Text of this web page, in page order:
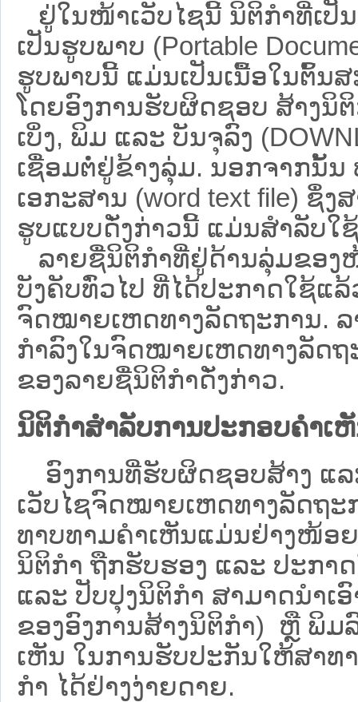
ຢູ່ໃນໜ້າ​ເວັບ​ໄຊ​ນີ້ ນິຕິກຳທີ່ເປັ
ເປັນຮູບພາບ (Portable
ຮູບພາບນີ້ ແມ່ນເປັນເນື້ອໃນຕົ້ນ
ໂດຍອົງການຮັບຜິດຊອບ ສ້າງນິ
ເບິ່ງ, ພິມ ແລະ ບັນຈຸລົງ
ເຊື່ອມຕໍ່ຢູ່ຂ້າງລຸ່ມ. ນອກຈາກນັ້ນ
ເອກະສານ (word text file) ຊຶ່
ຮູບແບບດັ່ງກ່າວນີ້ ແມ່ນສຳລັບໃ
ລາຍຊື່ນິຕິກຳທີ່ຢູ່ດ້ານລຸ່ມຂອງ
ບັງຄັບທົ່ວໄປ ທີ່ໄດ້ປະກາດໃຊ້ແ
ຈົດໝາຍເຫດທາງລັດຖະການ.
ກຳລົງໃນຈົດໝາຍເຫດທາງລັດ
ຂອງລາຍຊື່ນິຕິກໍາດັ່ງກ່າວ.
ນິຕິກຳສຳລັບການປະກອບຄຳເ
ອົງການທີ່ຮັບຜິດຊອບສ້າງ ແລ
ເວັບ​ໄຊຈົດໝາຍເຫດທາງລັດຖະ
ທາບທາມຄໍາເຫັນແມ່ນຢ່າງໜ້ອ
ນິຕິກໍາ ຖືກຮັບຮອງ ແລະ ປະກາ
ແລະ ປັບປຸງນິຕິກໍາ ສາມາດນຳເ
ຂອງອົງການສ້າງນິຕິກຳ) ຫຼື ພິມ
ເຫັນ ໃນການຮັບປະກັນໃຫ້ສາທ
ກຳ ໄດ້ຢ່າງງ່າຍດາຍ.